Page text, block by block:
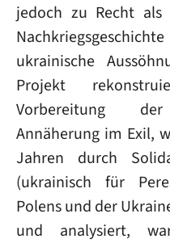
jedoch zu Recht als
ukrainische
Projekt
Vorbereitung der
Annäherung im Exil,
Jahren durch
(ukrainisch für
Polens und der
und analysiert,